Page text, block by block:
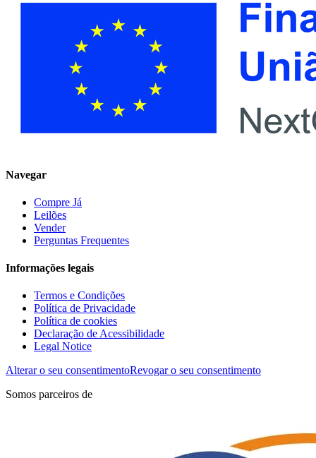
Navegar
Compre Já
Leilões
Vender
Perguntas Frequentes
Informações legais
Termos e Condições
Política de Privacidade
Política de cookies
Declaração de Acessibilidade
Legal Notice
Alterar o seu consentimentoRevogar o seu consentimento
Somos parceiros de